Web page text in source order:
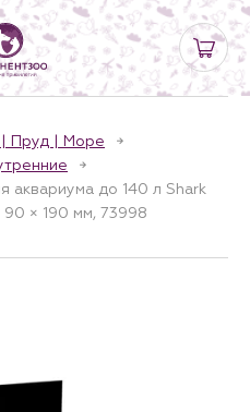
| Пруд | Море
аквариума до 140 л Shark
90 × 190 мм, 73998